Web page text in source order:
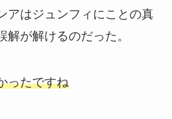
アはジュンフィにことの真
解が解けるのだった。
ったですね